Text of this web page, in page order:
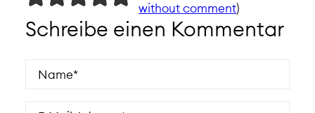
without comment)
Schreibe einen Kommentar